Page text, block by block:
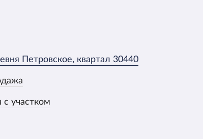
Петровское, квартал 30440
с участком